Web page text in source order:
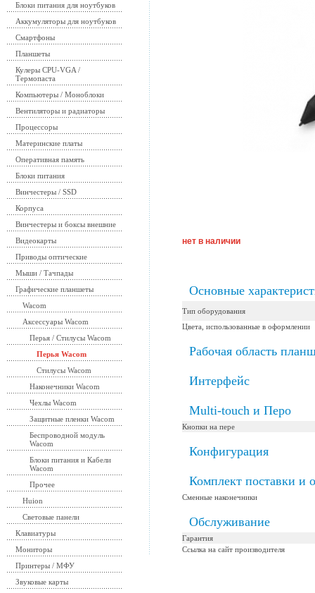
Блоки питания для ноутбуков
Аккумуляторы для ноутбуков
Смартфоны
Планшеты
Кулеры CPU-VGA /
Термопаста
Компьютеры / Моноблоки
Вентиляторы и радиаторы
Процессоры
Материнские платы
Оперативная память
Блоки питания
Винчестеры / SSD
Корпуса
Винчестеры и боксы внешние
Видеокарты
Приводы оптические
Мыши / Тачпады
Графические планшеты
Wacom
Аксессуары Wacom
Перья / Стилусы Wacom
Перья Wacom
Стилусы Wacom
Наконечники Wacom
Чехлы Wacom
Защитные пленки Wacom
Беспроводной модуль
Wacom
Блоки питания и Кабели
Wacom
Прочее
Huion
Световые панели
Клавиатуры
Мониторы
Принтеры / МФУ
Звуковые карты
нет в наличии
Основные
Тип оборудования
Цвета, использованные в оформлении
Рабочая область
Интерфейс
Multi-touch и Перо
Кнопки на пере
Конфигурация
Комплект поставки и
Сменные наконечники
Обслуживание
Гарантия
Ссылка на сайт производителя